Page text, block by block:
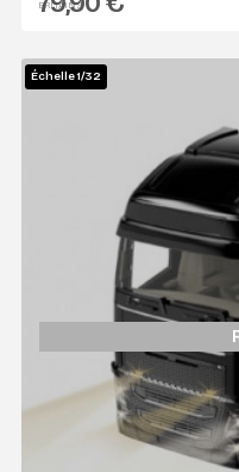
BRITAINS
Échelle 1/32